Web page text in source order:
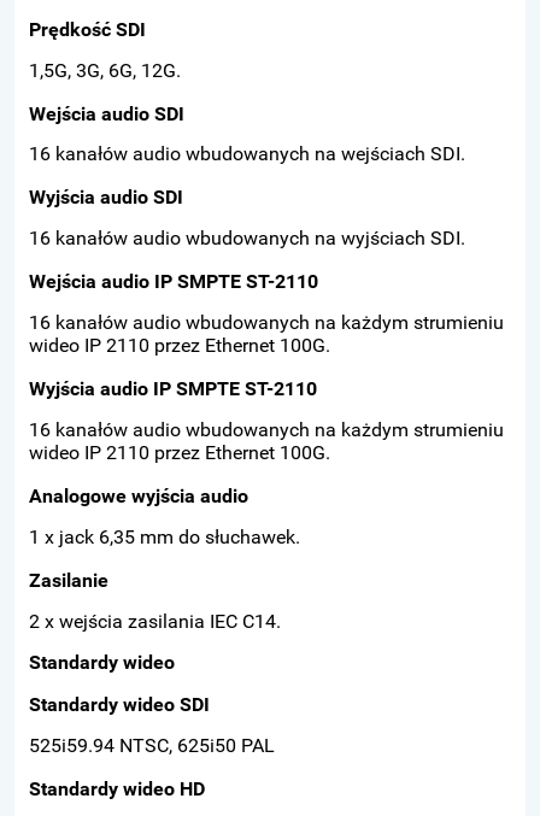
Prędkość SDI
1,5G, 3G, 6G, 12G.
Wejścia audio SDI
16 kanałów audio wbudowanych na wejściach SDI.
Wyjścia audio SDI
16 kanałów audio wbudowanych na wyjściach SDI.
Wejścia audio IP SMPTE ST-2110
16 kanałów audio wbudowanych na każdym strumieniu
wideo IP 2110 przez Ethernet 100G.
Wyjścia audio IP SMPTE ST-2110
16 kanałów audio wbudowanych na każdym strumieniu
wideo IP 2110 przez Ethernet 100G.
Analogowe wyjścia audio
1 x jack 6,35 mm do słuchawek.
Zasilanie
2 x wejścia zasilania IEC C14.
Standardy wideo
Standardy wideo SDI
525i59.94 NTSC, 625i50 PAL
Standardy wideo HD